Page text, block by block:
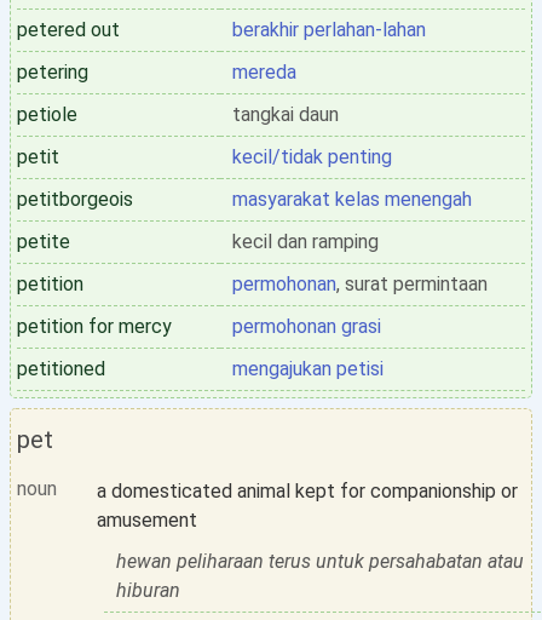
petered out
berakhir perlahan-lahan
petering
mereda
petiole
tangkai daun
petit
kecil/tidak penting
petitborgeois
masyarakat kelas menengah
petite
kecil dan ramping
petition
permohonan, surat permintaan
petition for mercy
permohonan grasi
petitioned
mengajukan petisi
pet
noun
a domesticated animal kept for companionship or
amusement
hewan peliharaan terus untuk persahabatan atau
hiburan